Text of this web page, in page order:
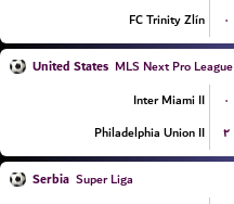
FC Trinity Zlín
۰
United States MLS Next Pro League
Inter Miami II
۰
Philadelphia Union II
۲
Serbia Super Liga